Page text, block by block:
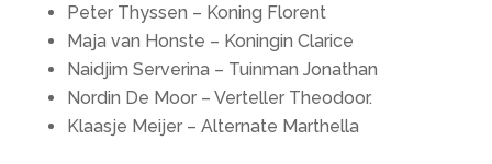
Peter Thyssen – Koning Florent
Maja van Honste – Koningin Clarice
Naidjim Serverina – Tuinman Jonathan
Nordin De Moor – Verteller Theodoor.
Klaasje Meijer – Alternate Marthella